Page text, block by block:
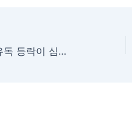
울산 집값 추이, 왜 유독 등락이 심했을까? 과거 데이터로 배우는 미래